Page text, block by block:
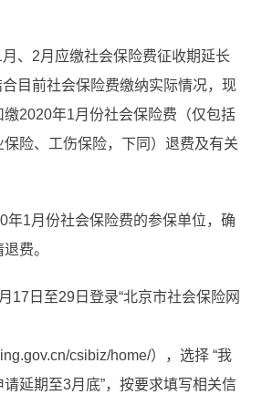
月、2月应缴社会保险费征收期延长
合目前社会保险费缴纳实际情况，现
2020年1月份社会保险费（仅包括
险、工伤保险，下同）退费及有关
年1月份社会保险费的参保单位，确
费。
17日至29日登录“北京市社会保险网
csibiz/home/），选择 “我
延期至3月底”，按要求填写相关信